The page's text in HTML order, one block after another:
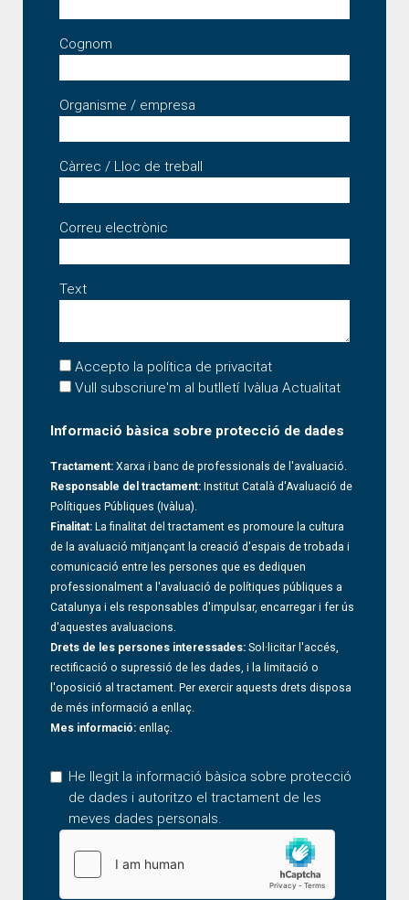
Cognom
Organisme / empresa
Càrrec / Lloc de treball
Correu electrònic
Text
Accepto la política de privacitat
Vull subscriure'm al butlletí Ivàlua Actualitat
Informació bàsica sobre protecció de dades
Tractament: Xarxa i banc de professionals de l'avaluació.
Responsable del tractament: Institut Català d'Avaluació de
Polítiques Públiques (Ivàlua).
Finalitat: La finalitat del tractament es promoure la cultura
de la avaluació mitjançant la creació d'espais de trobada i
comunicació entre les persones que es dediquen
professionalment a l'avaluació de polítiques públiques a
Catalunya i els responsables d'impulsar, encarregar i fer ús
d'aquestes avaluacions.
Drets de les persones interessades: Sol·licitar l'accés,
rectificació o supressió de les dades, i la limitació o
l'oposició al tractament. Per exercir aquests drets disposa
de més informació a enllaç.
Mes informació: enllaç.
He llegit la informació bàsica sobre protecció
de dades i autoritzo el tractament de les
meves dades personals.